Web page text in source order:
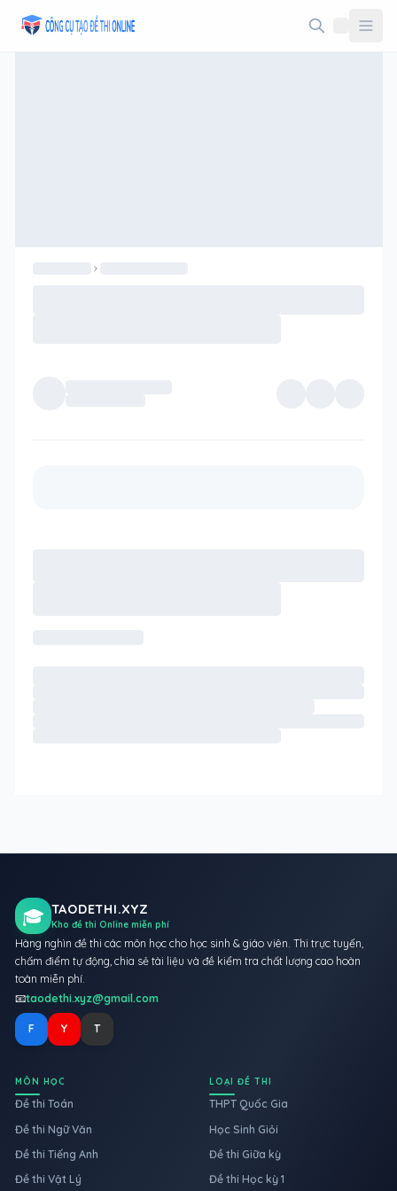
🎓 TAODETHI.XYZ
Kho đề thi Online miễn phí
Hàng nghìn đề thi các môn học cho học sinh & giáo viên. Thi trực tuyến,
chấm điểm tự động, chia sẻ tài liệu và đề kiểm tra chất lượng cao hoàn
toàn miễn phí.
📧taodethi.xyz@gmail.com
F Y T
MÔN HỌC
Đề thi Toán
Đề thi Ngữ Văn
Đề thi Tiếng Anh
Đề thi Vật Lý
LOẠI ĐỀ THI
THPT Quốc Gia
Học Sinh Giỏi
Đề thi Giữa kỳ
Đề thi Học kỳ 1